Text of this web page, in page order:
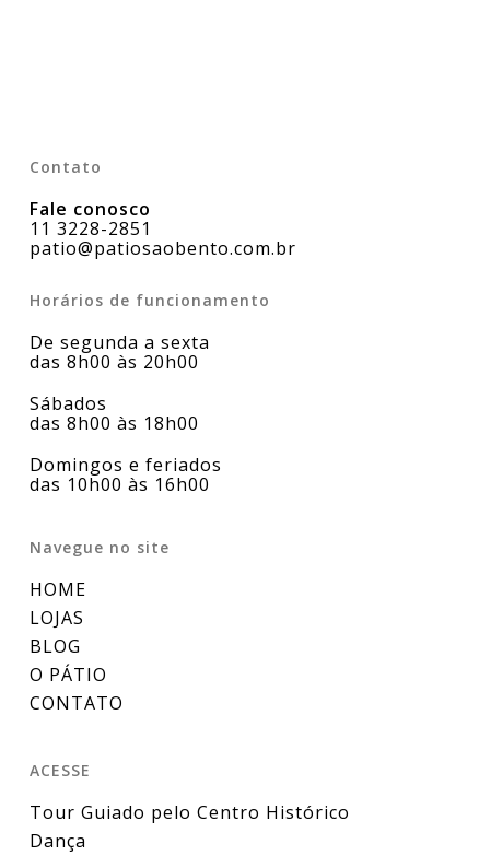
Contato
Fale conosco
11 3228-2851
patio@patiosaobento.com.br
Horários de funcionamento
De segunda a sexta
das 8h00 às 20h00
Sábados
das 8h00 às 18h00
Domingos e feriados
das 10h00 às 16h00
Navegue no site
HOME
LOJAS
BLOG
O PÁTIO
CONTATO
ACESSE
Tour Guiado pelo Centro Histórico
Dança